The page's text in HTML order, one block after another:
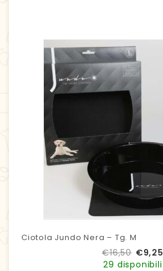
Ciotola Jundo Nera – Tg. M
€16,50 €9,25
29 disponibili